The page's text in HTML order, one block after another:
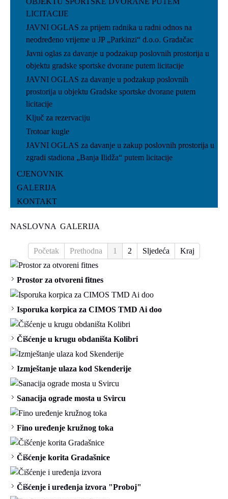
LICITACIJE
JAVNI OGLAS za prijem radnika u radni odnos na
neodređeno vrijeme u JP „Parkinzi“ d.o.o. Gradačac
Javni oglas za davanje u podzakup poslovnih prostorija u
objektu gradske sportske dvorane putem licitacije
JAVNI OGLAS za davanje u podzakup poslovnih
prostorija u objektu Gradske sportske dvorane putem
licitacije
Ključ za rezervaciju
Trotoar kugle
JAVNI OGLAS za davanje u zakup poslovnih prostorija u
zgradi stadiona „Banja Ilidža“ putem licitacije
CJENOVNIK
GALERIJA
KONTAKT
NASLOVNA GALERIJA
Početak Prethodna 1 2 Sljedeća Kraj
Prostor za otvoreni fitnes
Isporuka korpica za CIMOS TMD Ai doo
Čišćenje u krugu obdaništa Kolibri
Izmještanje ulaza kod Skenderije
Sanacija ograde mosta u Svircu
Fino uređenje kružnog toka
Čišćenje korita Gradašnice
Čišćenje i uređenja izvora "Proboj"